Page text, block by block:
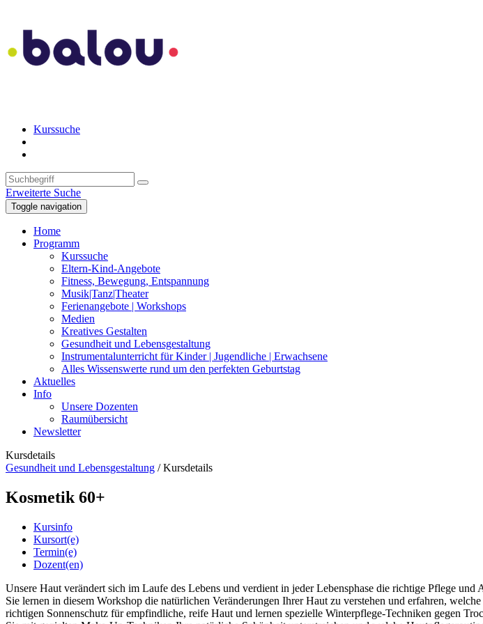
Kurssuche
Erweiterte Suche
Toggle navigation
Home
Programm
Kurssuche
Eltern-Kind-Angebote
Fitness, Bewegung, Entspannung
Musik|Tanz|Theater
Ferienangebote | Workshops
Medien
Kreatives Gestalten
Gesundheit und Lebensgestaltung
Instrumentalunterricht für Kinder | Jugendliche | Erwachsene
Alles Wissenswerte rund um den perfekten Geburtstag
Aktuelles
Info
Unsere Dozenten
Raumübersicht
Newsletter
Kursdetails
Gesundheit und Lebensgestaltung /Kursdetails
Kosmetik 60+
Kursinfo
Kursort(e)
Termin(e)
Dozent(en)
Unsere Haut verändert sich im Laufe des Lebens und verdient in jeder Lebensphase die richtige Pflege und
Sie lernen in diesem Workshop die natürlichen Veränderungen Ihrer Haut zu verstehen und erfahren,
richtigen Sonnenschutz für empfindliche, reife Haut und lernen spezielle Winterpflege-Techniken gegen